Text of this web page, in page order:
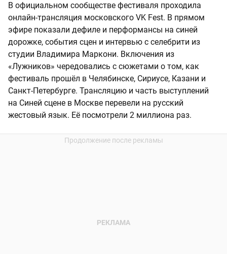
В официальном сообществе фестиваля проходила
онлайн-трансляция московского VK Fest. В прямом
эфире показали дефиле и перформансы на синей
дорожке, события сцен и интервью с селебрити из
студии Владимира Маркони. Включения из
«Лужников» чередовались с сюжетами о том, как
фестиваль прошёл в Челябинске, Сириусе, Казани и
Санкт-Петербурге. Трансляцию и часть выступлений
на Синей сцене в Москве перевели на русский
жестовый язык. Её посмотрели 2 миллиона раз.